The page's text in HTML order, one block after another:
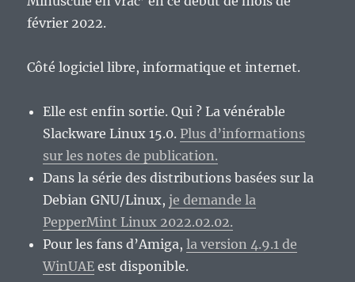
février 2022.
Côté logiciel libre, informatique et internet.
Elle est enfin sortie. Qui ? La vénérable
Slackware Linux 15.0. Plus d’informations
sur les notes de publication.
Dans la série des distributions basées sur la
Debian GNU/Linux,je demande la
PepperMint Linux 2022.02.02.
Pour les fans d’Amiga,la version 4.9.1 de
WinUAE est disponible.